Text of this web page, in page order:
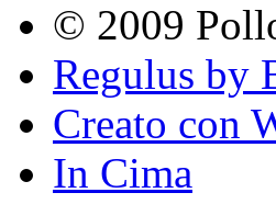
© 2009
Regulus by
Creato con
In Cima